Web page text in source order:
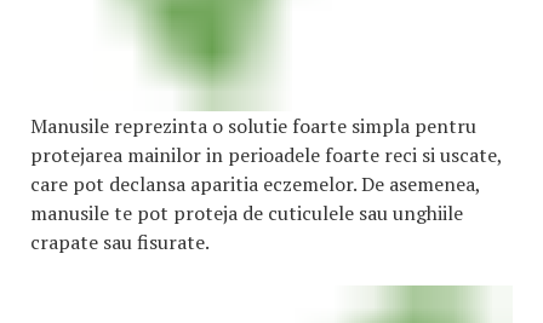
Manusile reprezinta o solutie foarte simpla pentru
protejarea mainilor in perioadele foarte reci si uscate,
care pot declansa aparitia eczemelor. De asemenea,
manusile te pot proteja de cuticulele sau unghiile
crapate sau fisurate.